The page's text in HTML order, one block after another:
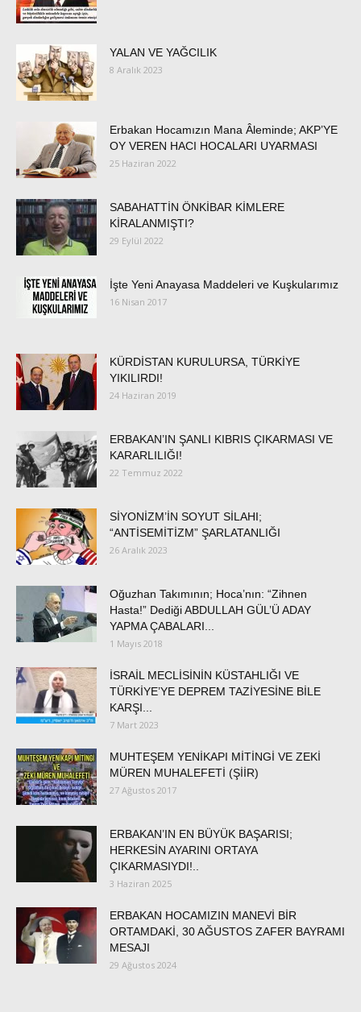
YALAN VE YAĞCILIK
8 Aralık 2023
Erbakan Hocamızın Mana Âleminde; AKP’YE
OY VEREN HACI HOCALARI UYARMASI
25 Haziran 2022
SABAHATTİN ÖNKİBAR KİMLERE
KİRALANMIŞTI?
29 Eylül 2022
İşte Yeni Anayasa Maddeleri ve Kuşkularımız
16 Nisan 2017
KÜRDİSTAN KURULURSA, TÜRKİYE
YIKILIRDI!
24 Haziran 2019
ERBAKAN’IN ŞANLI KIBRIS ÇIKARMASI VE
KARARLILIĞI!
22 Temmuz 2022
SİYONİZM’İN SOYUT SİLAHI;
“ANTİSEMİTİZM” ŞARLATANLIĞI
26 Aralık 2023
Oğuzhan Takımının; Hoca’nın: “Zihnen
Hasta!” Dediği ABDULLAH GÜL’Ü ADAY
YAPMA ÇABALARI...
1 Mayıs 2018
İSRAİL MECLİSİNİN KÜSTAHLIĞI VE
TÜRKİYE’YE DEPREM TAZİYESİNE BİLE
KARŞI...
7 Mart 2023
MUHTEŞEM YENİKAPI MİTİNGİ VE ZEKİ
MÜREN MUHALEFETİ (ŞİİR)
27 Ağustos 2017
ERBAKAN’IN EN BÜYÜK BAŞARISI;
HERKESİN AYARINI ORTAYA
ÇIKARMASIYDI!..
3 Haziran 2025
ERBAKAN HOCAMIZIN MANEVİ BİR
ORTAMDAKİ, 30 AĞUSTOS ZAFER BAYRAMI
MESAJI
29 Ağustos 2024